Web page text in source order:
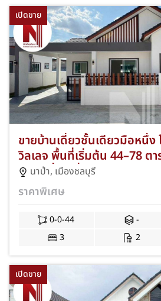
เปิดขาย
ขายบ้านเดี่ยวชั้นเดียวมือหนึ่ง
วิลเลจ พื้นที่เริ่มต้น 44–78 ต
2 ห้องน้ำ 2 ที่จอดรถ ทำเลนาป่
พร้อมโปรโมชั่นของแถมครบ
159
นาป่า, เมืองชลบุรี
ราคาพิเศษ
0-0-44 -
3
2
เปิดขาย